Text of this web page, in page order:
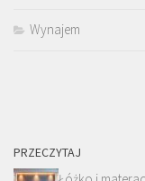
Wynajem
PRZECZYTAJ